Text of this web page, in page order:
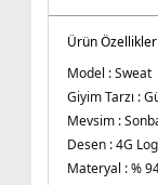
Ürün
Model :Sweat
Giyim Tarzı :
Mevsim :
Desen :4G
Materyal :%